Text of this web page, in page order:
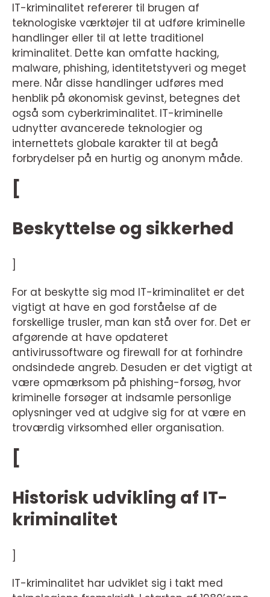
IT-kriminalitet refererer til brugen af
teknologiske værktøjer til at udføre kriminelle
handlinger eller til at lette traditionel
kriminalitet. Dette kan omfatte hacking,
malware, phishing, identitetstyveri og meget
mere. Når disse handlinger udføres med
henblik på økonomisk gevinst, betegnes det
også som cyberkriminalitet. IT-kriminelle
udnytter avancerede teknologier og
internettets globale karakter til at begå
forbrydelser på en hurtig og anonym måde.
[
Beskyttelse og sikkerhed
For at beskytte sig mod IT-kriminalitet er det
vigtigt at have en god forståelse af de
forskellige trusler, man kan stå over for. Det er
afgørende at have opdateret
antivirussoftware og firewall for at forhindre
ondsindede angreb. Desuden er det vigtigt at
være opmærksom på phishing-forsøg, hvor
kriminelle forsøger at indsamle personlige
oplysninger ved at udgive sig for at være en
troværdig virksomhed eller organisation.
[
Historisk udvikling af IT-
kriminalitet
IT-kriminalitet har udviklet sig i takt med